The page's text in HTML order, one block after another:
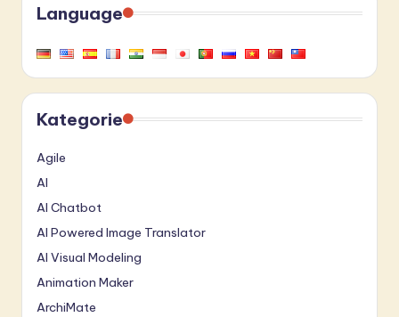
Language
Kategorie
Agile
AI
AI Chatbot
AI Powered Image Translator
AI Visual Modeling
Animation Maker
ArchiMate